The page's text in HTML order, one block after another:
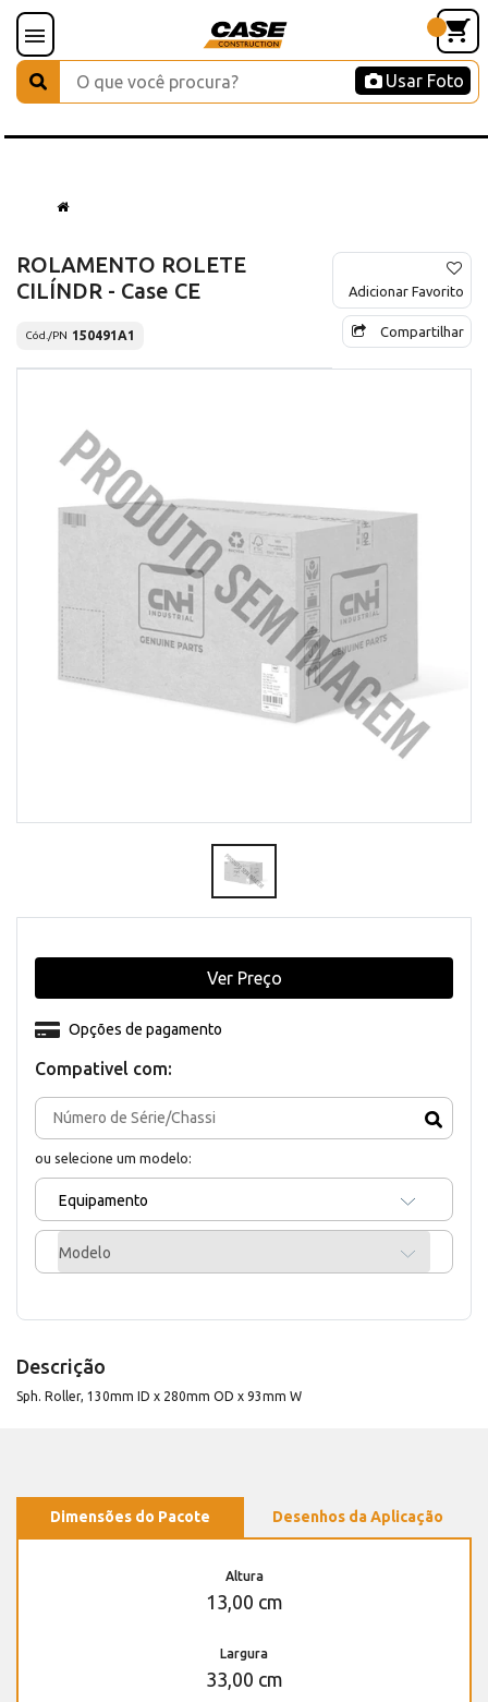
Usar Foto
ROLAMENTO ROLETE
CILÍNDR - Case CE
Cód./PN 150491A1
Adicionar Favorito
Compartilhar
Compativel com:
ou selecione um modelo:
Equipamento
Modelo
Opções de pagamento
Ver Preço
Descrição
Sph. Roller, 130mm ID x 280mm OD x 93mm W
Dimensões do Pacote Desenhos da Aplicação
Altura
13,00 cm
Largura
33,00 cm